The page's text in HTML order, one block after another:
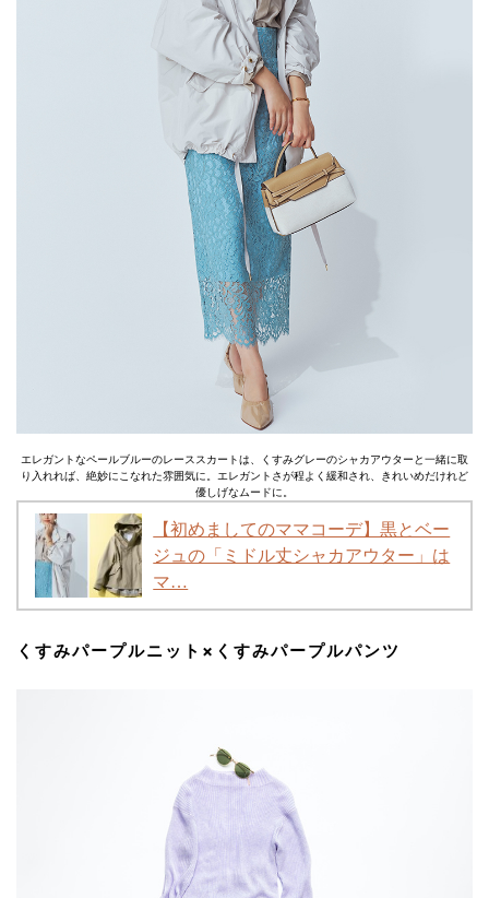
エレガントなペールブルーのレーススカートは、くすみグレーのシャカアウターと一緒に取
り入れれば、絶妙にこなれた雰囲気に。エレガントさが程よく緩和され、きれいめだけれど
優しげなムードに。
【初めましてのママコーデ】黒とベー
ジュの「ミドル丈シャカアウター」は
マ…
くすみパープルニット×くすみパープルパンツ